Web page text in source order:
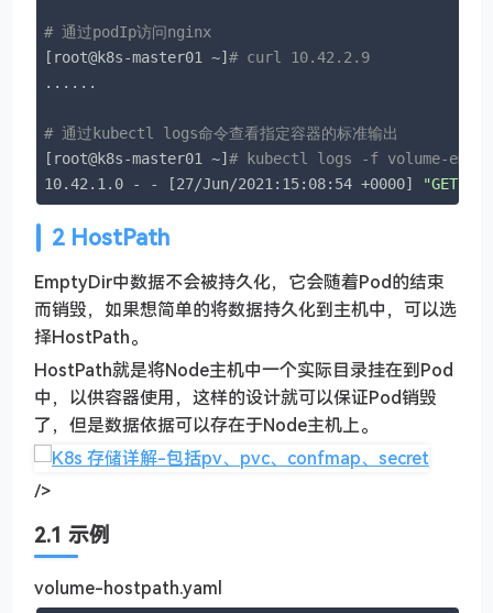
# 通过podIp访问nginx
[root@k8s-master01 ~]# curl 10.42.2.9
......
# 通过kubectl logs命令查看指定容器的标准输出
[root@k8s-master01 ~]# kubectl logs -f volume-
10.42.1.0 - - [27/Jun/2021:15:08:54 +0000]
"GET /
2 HostPath
EmptyDir中数据不会被持久化，它会随着Pod的结束
而销毁，如果想简单的将数据持久化到主机中，可以选
择HostPath。
HostPath就是将Node主机中一个实际目录挂在到Pod
中，以供容器使用，这样的设计就可以保证Pod销毁
了，但是数据依据可以存在于Node主机上。
/>
2.1 示例
volume-hostpath.yaml